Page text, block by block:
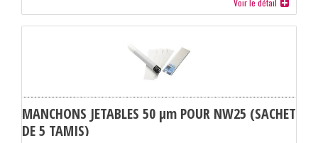
Voir le détail
MANCHONS JETABLES 50 µm POUR NW25 (SACHET
DE 5 TAMIS)